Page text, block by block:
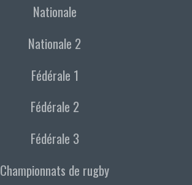
Nationale
Nationale 2
Fédérale 1
Fédérale 2
Fédérale 3
Championnats de rugby